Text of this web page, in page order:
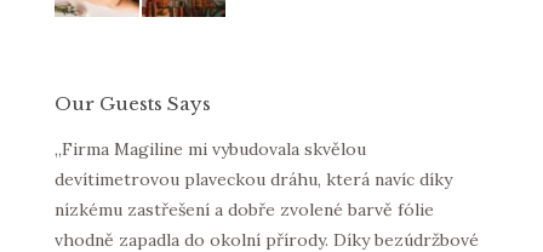
Our Guests Says
„Firma Magiline mi vybudovala skvělou
devítimetrovou plaveckou dráhu, která navíc díky
nízkému zastřešení a dobře zvolené barvě fólie
vhodně zapadla do okolní přírody. Díky bezúdržbové